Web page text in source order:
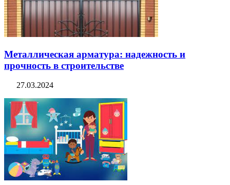
Металлическая арматура: надежность и
прочность в строительстве
27.03.2024